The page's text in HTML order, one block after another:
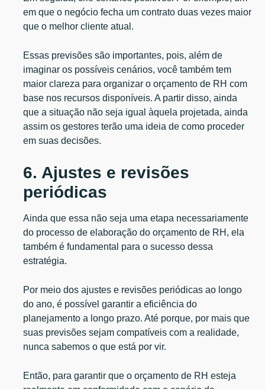
em que o negócio fecha um contrato duas vezes maior
que o melhor cliente atual.
Essas previsões são importantes, pois, além de
imaginar os possíveis cenários, você também tem
maior clareza para organizar o orçamento de RH com
base nos recursos disponíveis. A partir disso, ainda
que a situação não seja igual àquela projetada, ainda
assim os gestores terão uma ideia de como proceder
em suas decisões.
6. Ajustes e revisões
periódicas
Ainda que essa não seja uma etapa necessariamente
do processo de elaboração do orçamento de RH, ela
também é fundamental para o sucesso dessa
estratégia.
Por meio dos ajustes e revisões periódicas ao longo
do ano, é possível garantir a eficiência do
planejamento a longo prazo. Até porque, por mais que
suas previsões sejam compatíveis com a realidade,
nunca sabemos o que está por vir.
Então, para garantir que o orçamento de RH esteja